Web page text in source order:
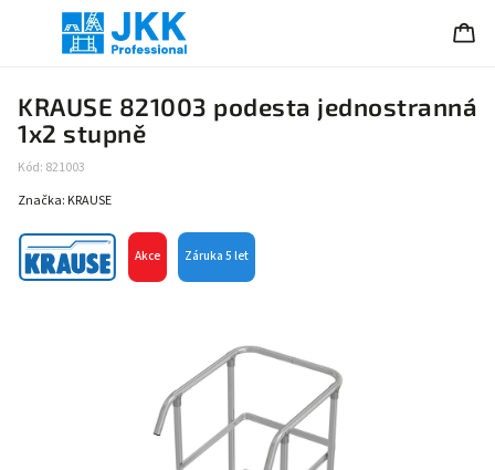
KRAUSE 821003 podesta jednostranná
1x2 stupně
Kód: 821003
Akce Záruka 5 let
Značka: KRAUSE